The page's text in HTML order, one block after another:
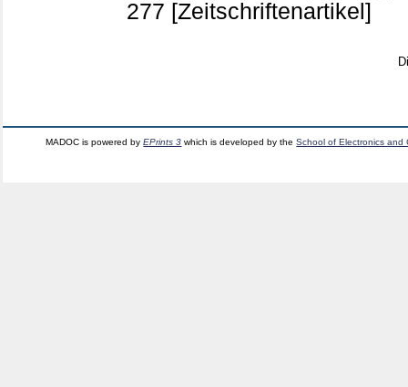
277 [Zeitschriftenartikel]
MADOC is powered byEPrints 3 which is developed by theSchool of Electronics and